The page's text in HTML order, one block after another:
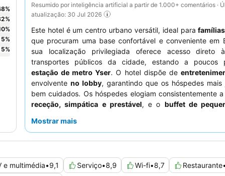
Resumido por inteligência artificial a partir de 1.000+ comentários ·
atualização: 30 Jul 2026
Este hotel é um centro urbano versátil, ideal parafamílias
que procuram uma base confortável e conveniente em
sua localização privilegiada oferece acesso direto
transportes públicos da cidade, estando a poucos
estação de metro Yser. O hotel dispõe de
envolvente no lobby, garantindo que os hóspedes mais
bem cuidados. Os hóspedes elogiam consistentemente a
receção, simpática e prestável, e o buffet de
hóspedes devem solicitar um quarto com vista para o pátio.
Mostrar mais
e multimédia•9,1 Serviço•8,9 Wi-fi•8,7 Restaurante•
%
%
%
5%
5%